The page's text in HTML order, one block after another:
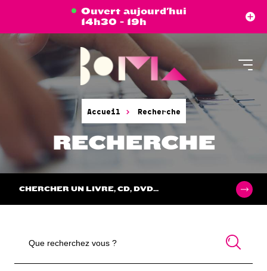
principal
Ouvert aujourd'hui
14h30 - 19h
Accueil Recherche
RECHERCHE
CHERCHER UN LIVRE, CD, DVD...